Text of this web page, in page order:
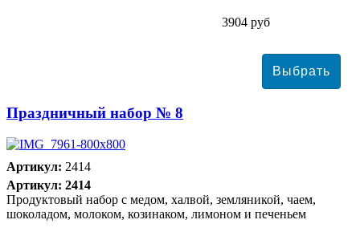
3904 руб
Праздничный набор № 8
Артикул: 2414
Артикул: 2414
Продуктовый набор с медом, халвой, земляникой, чаем,
шоколадом, молоком, козинаком, лимоном и печеньем